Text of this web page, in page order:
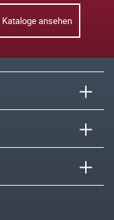
Kataloge ansehen